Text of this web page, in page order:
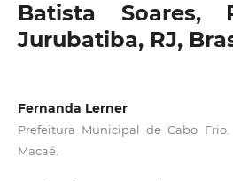
Batista Soares,
Jurubatiba, RJ,
Fernanda Lerner
Prefeitura Municipal de Cabo
Macaé.